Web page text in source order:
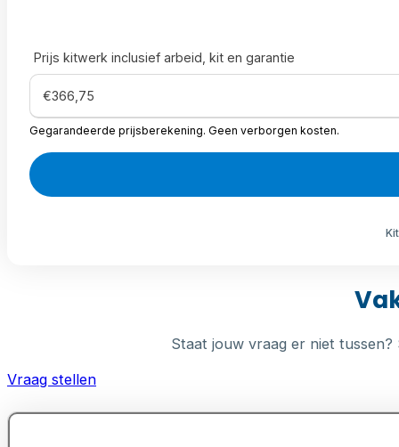
Prijs kitwerk inclusief arbeid, kit en garantie
Gegarandeerde prijsberekening. Geen verborgen kosten.
Staat jouw vraag er niet tussen?
Vraag stellen